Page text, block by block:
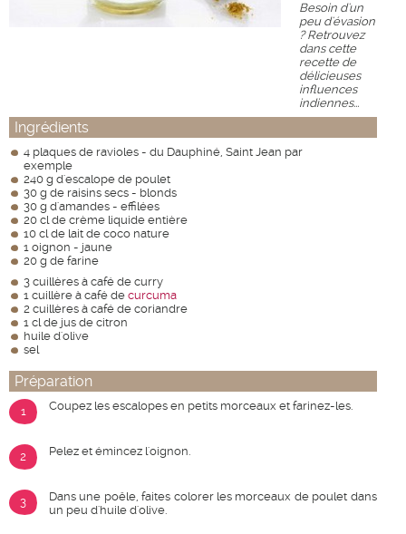
Besoin d'un
peu d'évasion
? Retrouvez
dans cette
recette de
délicieuses
influences
indiennes...
Ingrédients
4 plaques de ravioles - du Dauphiné, Saint Jean par
exemple
240 g d'escalope de poulet
30 g de raisins secs - blonds
30 g d'amandes - effilées
20 cl de crème liquide entière
10 cl de lait de coco nature
1 oignon - jaune
20 g de farine
3 cuillères à café de curry
1 cuillère à café de curcuma
2 cuillères à café de coriandre
1 cl de jus de citron
huile d'olive
sel
Préparation
1 Coupez les escalopes en petits morceaux et farinez-les.
2 Pelez et émincez l'oignon.
3
Dans une poêle, faites colorer les morceaux de poulet dans
un peu d'huile d'olive.